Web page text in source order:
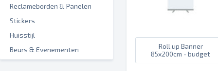
Reclameborden & Panelen
Stickers
Huisstijl
Beurs & Evenementen
Roll up Banner
85x200cm - budget